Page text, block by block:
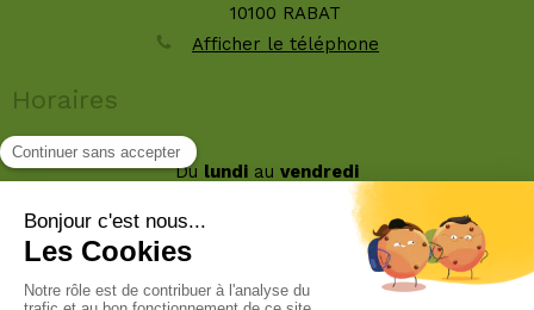
10100 RABAT
Afficher le téléphone
Horaires
Du lundi au vendredi
9h-12h30